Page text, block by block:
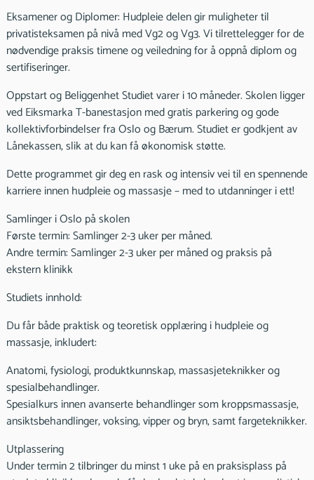
Eksamener og Diplomer: Hudpleie delen gir muligheter til
privatisteksamen på nivå med Vg2 og Vg3. Vi tilrettelegger for de
nødvendige praksis timene og veiledning for å oppnå diplom og
sertifiseringer.
Oppstart og Beliggenhet Studiet varer i 10 måneder. Skolen ligger
ved Eiksmarka T-banestasjon med gratis parkering og gode
kollektivforbindelser fra Oslo og Bærum. Studiet er godkjent av
Lånekassen, slik at du kan få økonomisk støtte.
Dette programmet gir deg en rask og intensiv vei til en spennende
karriere innen hudpleie og massasje – med to utdanninger i ett!
Samlinger i Oslo på skolen
Første termin: Samlinger 2-3 uker per måned.
Andre termin: Samlinger 2-3 uker per måned og praksis på
ekstern klinikk
Studiets innhold:
Du får både praktisk og teoretisk opplæring i hudpleie og
massasje, inkludert:
Anatomi, fysiologi, produktkunnskap, massasjeteknikker og
spesialbehandlinger.
Spesialkurs innen avanserte behandlinger som kroppsmassasje,
ansiktsbehandlinger, voksing, vipper og bryn, samt fargeteknikker.
Utplassering
Under termin 2 tilbringer du minst 1 uke på en praksisplass på